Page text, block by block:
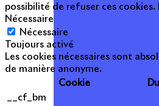
possibilité de refuser ces
Nécessaire
Nécessaire
Toujours activé
Les cookies nécessaires sont
de manière anonyme.
Cookie
__cf_bm